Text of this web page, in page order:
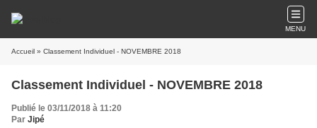
MENU
Accueil » Classement Individuel - NOVEMBRE 2018
Classement Individuel - NOVEMBRE 2018
Publié le 03/11/2018 à 11:20
Par Jipé